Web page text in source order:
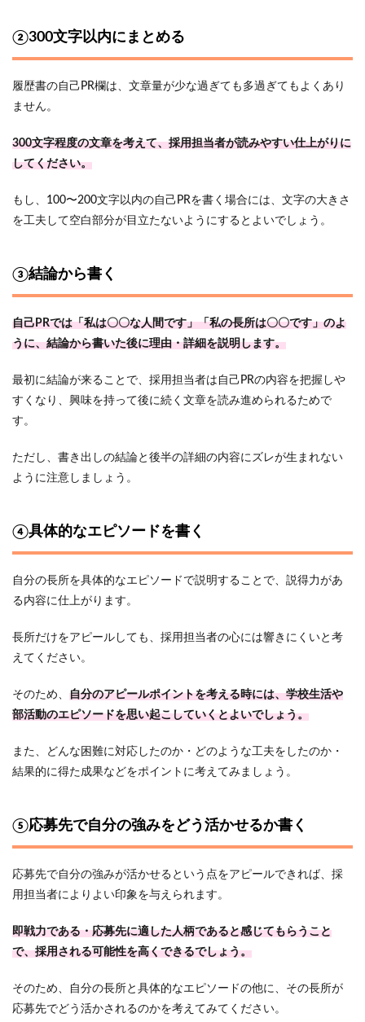
②300文字以内にまとめる
履歴書の自己PR欄は、文章量が少な過ぎても多過ぎてもよくあり
ません。
300文字程度の文章を考えて、採用担当者が読みやすい仕上がりに
してください。
もし、100〜200文字以内の自己PRを書く場合には、文字の大きさ
を工夫して空白部分が目立たないようにするとよいでしょう。
③結論から書く
自己PRでは「私は〇〇な人間です」「私の長所は〇〇です」のよ
うに、結論から書いた後に理由・詳細を説明します。
最初に結論が来ることで、採用担当者は自己PRの内容を把握しや
すくなり、興味を持って後に続く文章を読み進められるためで
す。
ただし、書き出しの結論と後半の詳細の内容にズレが生まれない
ように注意しましょう。
④具体的なエピソードを書く
自分の長所を具体的なエピソードで説明することで、説得力があ
る内容に仕上がります。
長所だけをアピールしても、採用担当者の心には響きにくいと考
えてください。
そのため、 自分のアピールポイントを考える時には、学校生活や
部活動のエピソードを思い起こしていくとよいでしょう。
また、どんな困難に対応したのか・どのような工夫をしたのか・
結果的に得た成果などをポイントに考えてみましょう。
⑤応募先で自分の強みをどう活かせるか書く
応募先で自分の強みが活かせるという点をアピールできれば、採
用担当者によりよい印象を与えられます。
即戦力である・応募先に適した人柄であると感じてもらうこと
で、採用される可能性を高くできるでしょう。
そのため、自分の長所と具体的なエピソードの他に、その長所が
応募先でどう活かされるのかを考えてみてください。